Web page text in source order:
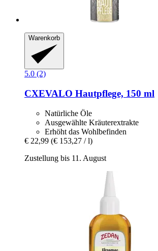
Warenkorb
5.0 (2)
CXEVALO Hautpflege, 150 ml
Natürliche Öle
Ausgewählte Kräuterextrakte
Erhöht das Wohlbefinden
€ 22,99 (€ 153,27 / l)
Zustellung bis 11. August